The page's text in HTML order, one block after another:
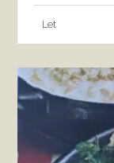
Let